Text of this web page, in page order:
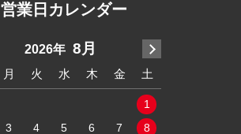
営業日カレンダー
2026年 8月
月 火 水 木 金 土
1
3 4 5 6 7
8